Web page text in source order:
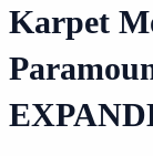
Karpet